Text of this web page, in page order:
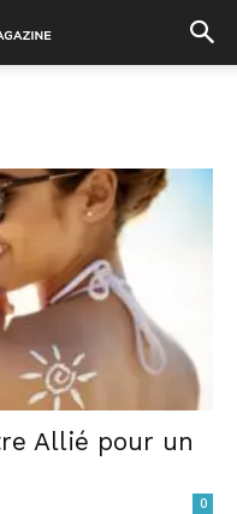
Allié pour un
0